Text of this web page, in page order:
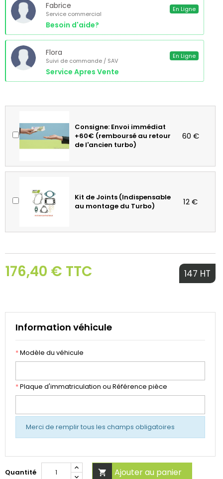
Fabrice
Service commercial
Besoin d'aide?
En Ligne
Flora
Suivi de commande / SAV
Service Apres Vente
En Ligne
Consigne: Envoi immédiat
+60€ (remboursé au retour
de l'ancien turbo)
60 €
Kit de Joints (Indispensable
au montage du Turbo)
12 €
176,40 € TTC 147 HT
Information véhicule
*Modèle du véhicule
*Plaque d'immatriculation ou Référence pièce
Merci de remplir tous les champs obligatoires
Quantité  Ajouter au panier